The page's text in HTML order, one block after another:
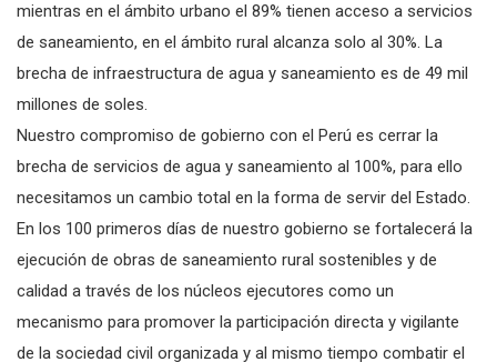
mientras en el ámbito urbano el 89% tienen acceso a servicios
de saneamiento, en el ámbito rural alcanza solo al 30%. La
brecha de infraestructura de agua y saneamiento es de 49 mil
millones de soles.
Nuestro compromiso de gobierno con el Perú es cerrar la
brecha de servicios de agua y saneamiento al 100%, para ello
necesitamos un cambio total en la forma de servir del Estado.
En los 100 primeros días de nuestro gobierno se fortalecerá la
ejecución de obras de saneamiento rural sostenibles y de
calidad a través de los núcleos ejecutores como un
mecanismo para promover la participación directa y vigilante
de la sociedad civil organizada y al mismo tiempo combatir el